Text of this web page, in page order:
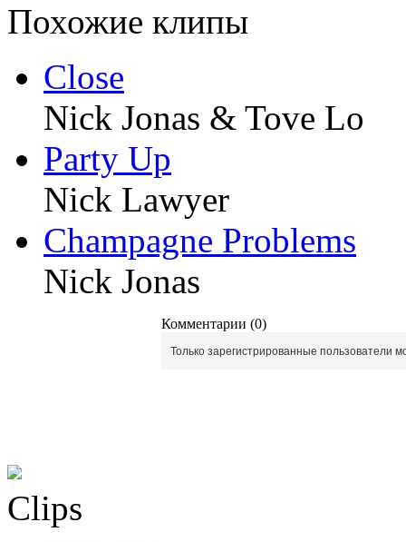
Похожие клипы
Close
Nick Jonas & Tove Lo
Party Up
Nick Lawyer
Champagne Problems
Nick Jonas
Комментарии (0)
Только зарегистрированные пользователи
Clips